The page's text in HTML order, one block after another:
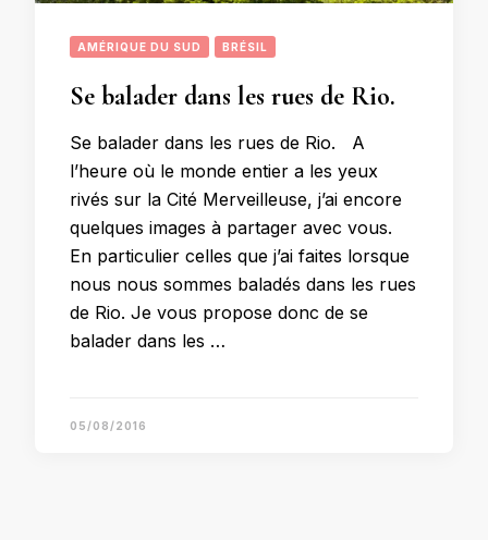
AMÉRIQUE DU SUD BRÉSIL
Se balader dans les rues de Rio.
Se balader dans les rues de Rio. A
l’heure où le monde entier a les yeux
rivés sur la Cité Merveilleuse, j’ai encore
quelques images à partager avec vous.
En particulier celles que j’ai faites lorsque
nous nous sommes baladés dans les rues
de Rio. Je vous propose donc de se
balader dans les …
05/08/2016